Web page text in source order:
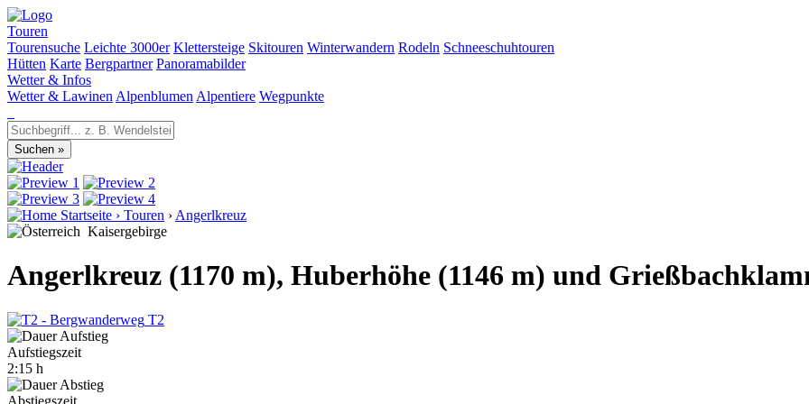
Touren
Tourensuche Leichte 3000er Klettersteige Skitouren Winterwandern Rodeln Schneeschuhtouren
Hütten Karte Bergpartner Panoramabilder
Wetter & Infos
Wetter & Lawinen Alpenblumen Alpentiere Wegpunkte
Startseite › Touren › Angerlkreuz
Kaisergebirge
Angerlkreuz (1170 m), Huberhöhe (1146 m) und
T2
Aufstiegszeit
2:15 h
Abstiegszeit